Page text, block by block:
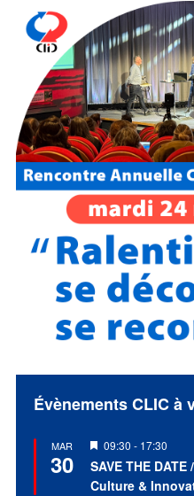
Évènements CLIC à
MAR
30
Mis
en
avant
09:30 - 17:30
SAVE THE
Culture &